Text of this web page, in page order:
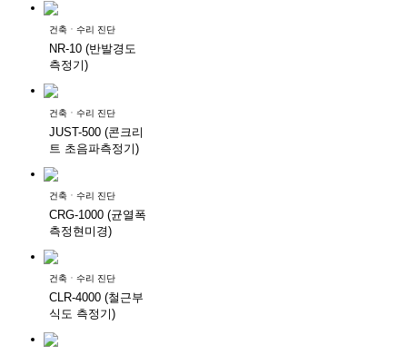
건축ㆍ수리 진단
NR-10 (반발경도
측정기)
건축ㆍ수리 진단
JUST-500 (콘크리
트 초음파측정기)
건축ㆍ수리 진단
CRG-1000 (균열폭
측정현미경)
건축ㆍ수리 진단
CLR-4000 (철근부
식도 측정기)